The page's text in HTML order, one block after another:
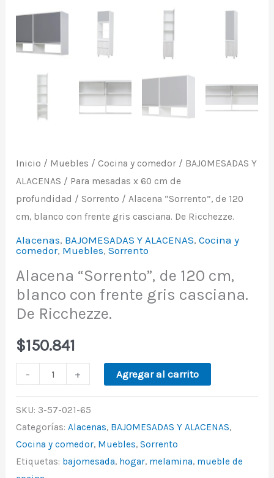
Inicio / Muebles /Cocina y comedor / BAJOMESADAS Y
ALACENAS / Para mesadas x 60 cm de
profundidad / Sorrento / Alacena “Sorrento”, de 120
cm, blanco con frente gris casciana. De Ricchezze.
Alacenas, BAJOMESADAS Y ALACENAS,Cocina y
comedor, Muebles,Sorrento
Alacena “Sorrento”, de 120 cm,
blanco con frente gris casciana.
De Ricchezze.
$150.841
-
casciana.
Ricchezze.
cantidad
+ Agregar al carrito
SKU: 3-57-021-65
Categorías:Alacenas, BAJOMESADAS Y ALACENAS,
Cocina y comedor, Muebles,Sorrento
Etiquetas: bajomesada, hogar, melamina, mueble de